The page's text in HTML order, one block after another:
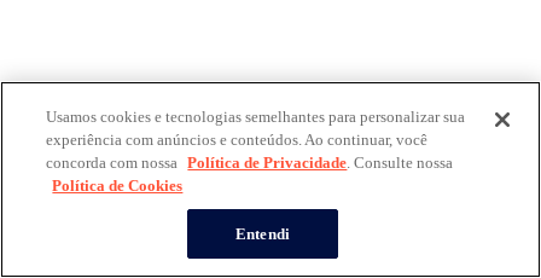
Usamos cookies e tecnologias semelhantes para personalizar sua
experiência com anúncios e conteúdos. Ao continuar, você
concorda com nossa Política de Privacidade. Consulte nossa
Política de Cookies
Entendi